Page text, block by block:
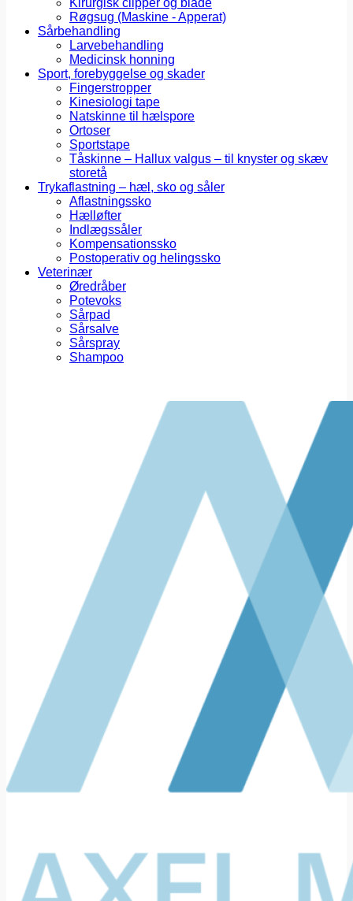
Kirurgisk clipper og blade
Røgsug (Maskine - Apperat)
Sårbehandling
Larvebehandling
Medicinsk honning
Sport, forebyggelse og skader
Fingerstropper
Kinesiologi tape
Natskinne til hælspore
Ortoser
Sportstape
Tåskinne – Hallux valgus – til knyster og skæv
storetå
Trykaflastning – hæl, sko og såler
Aflastningssko
Hælløfter
Indlægssåler
Kompensationssko
Postoperativ og helingssko
Veterinær
Øredråber
Potevoks
Sårpad
Sårsalve
Sårspray
Shampoo